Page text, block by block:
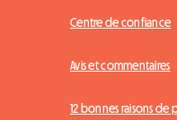
Centre de confiance
Avis et commentaires
12 bonnes raisons de